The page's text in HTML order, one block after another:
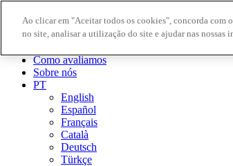
Destinos Biosphere
Como avaliamos
Sobre nós
PT
English
Español
Français
Català
Deutsch
Türkçe
Ao clicar em "Aceitar todos os cookies", concorda com
no site, analisar a utilização do site e ajudar nas nossas